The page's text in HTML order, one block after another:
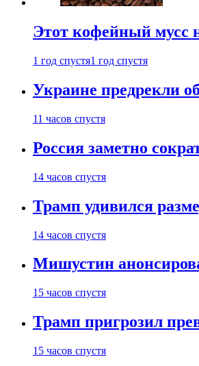
Этот кофейный мусс
1 год спустя1 год спустя
Украине предрекли
11 часов спустя
Россия заметно
14 часов спустя
Трамп удивился
14 часов спустя
Мишустин
15 часов спустя
Трамп пригрозил
15 часов спустя